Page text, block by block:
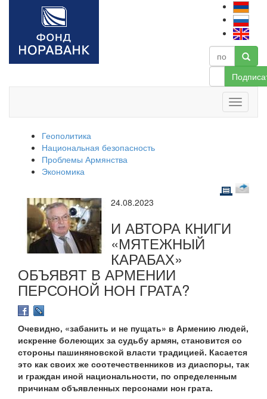
Геополитика
Национальная безопасность
Проблемы Армянства
Экономика
24.08.2023
И АВТОРА КНИГИ
«МЯТЕЖНЫЙ
КАРАБАХ»
ОБЪЯВЯТ В АРМЕНИИ
ПЕРСОНОЙ НОН ГРАТА?
Очевидно, «забанить и не пущать» в Армению людей,
искренне болеющих за судьбу армян, становится со
стороны пашиняновской власти традицией. Касается
это как своих же соотечественников из диаспоры, так
и граждан иной национальности, по определенным
причинам объявленных персонами нон грата.